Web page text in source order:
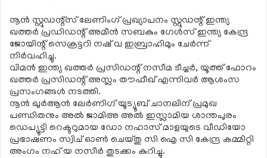
നൂന്‍ സ്റ്റുഡന്റ്‌സ് ലേണിംഗ് പ്രഖ്യാപനം സ്റ്റുഡന്റ് ഇന്ത്യ
ഖത്തര്‍ പ്രഡിഡന്റ് അമീന്‍ സബകും ഗേള്‍സ് ഇന്ത്യ കേന്ദ്ര
ജോയിന്റ് സെക്രട്ടറി നഷ് വ ഇബ്രാഹിമും ചേര്‍ന്ന്
നിര്‍വഹിച്ചു.
വിമന്‍ ഇന്ത്യ ഖത്തര്‍ പ്രസിഡന്റ് നസീമ ടീച്ചര്‍, യൂത്ത് ഫോറം
ഖത്തര്‍ പ്രസിഡന്റ് അസ്ലം തൗഫീഖ് എന്നിവര്‍ ആശംസ
പ്രസംഗങ്ങള്‍ നടത്തി.
നൂന്‍ ഖുര്‍ആന്‍ ലേര്‍ണിഗ് യൂട്യൂബ് ചാനലിന് പ്രമുഖ
പണ്ഡിതനും അല്‍ ജാമിഅ അല്‍ ഇസ്ലാമിയ ശാന്തപുരം
ഡെപ്യൂട്ടി റെക്ടറുമായ ഡോ നഹാസ് മാളയുടെ വീഡിയോ
പ്രഭാഷണം സ്വിച് ഓണ്‍ ചെയ്തു സി ഐ സി കേന്ദ്ര കമ്മിറ്റി
അംഗം നഹ് യ നസീര്‍ തുടക്കം കുറിച്ചു.